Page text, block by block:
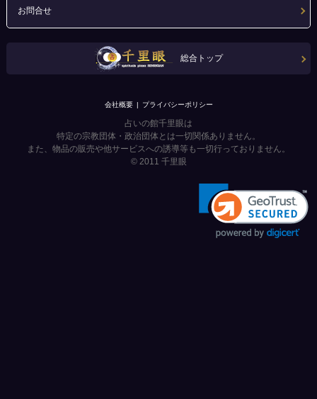
お問合せ
総合トップ
会社概要 プライバシーポリシー
占いの館千里眼は
特定の宗教団体・政治団体とは一切関係ありません。
また、物品の販売や他サービスへの誘導等も一切行っておりません。
© 2011 千里眼